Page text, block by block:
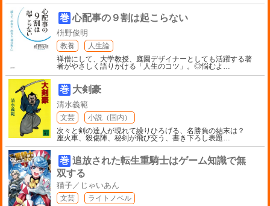
巻 心配事の９割は起こらない
枡野俊明
教養
人生論
禅僧にして、大学教授、庭園デザイナーとしても活躍する著
者がやさしく語りかける「人生のコツ」。◎悩むよ
巻 大剣豪
清水義範
文芸
小説（国内）
次々と剣の達人が現れて繰りひろげる、名勝負の結末は？
座火車、殺傷陣、秘剣が飛び交う、書き下ろし表題
巻 追放された転生重騎士はゲーム知識で無
双する
猫子／じゃいあん
文芸
ライトノベル